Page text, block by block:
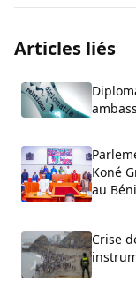
Articles liés
Koné
au
Crise